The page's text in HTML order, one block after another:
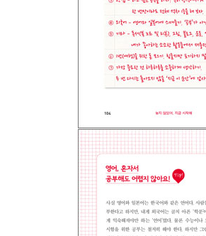
- 외모도 성격도 다양한 외
TIP 대학생 배낭여행, 그것
에필로그
- 졸업, 행복한 인생을 꿈꾸